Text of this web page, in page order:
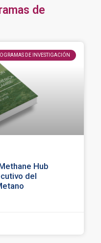
de
DE INVESTIGACIÓN
Hub
del